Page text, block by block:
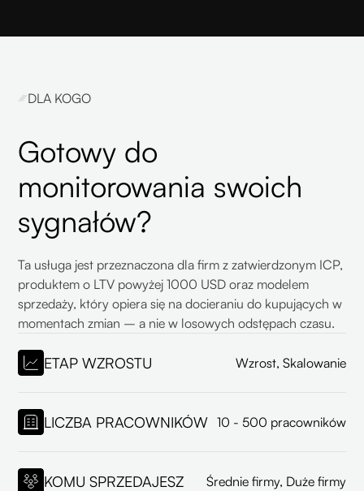
DLA KOGO
Gotowy do
monitorowania swoich
sygnałów?
Ta usługa jest przeznaczona dla firm z zatwierdzonym ICP,
produktem o LTV powyżej 1000 USD oraz modelem
sprzedaży, który opiera się na docieraniu do kupujących w
momentach zmian – a nie w losowych odstępach czasu.
ETAP WZROSTU Wzrost, Skalowanie
LICZBA PRACOWNIKÓW 10 - 500 pracowników
KOMU SPRZEDAJESZ Średnie firmy, Duże firmy